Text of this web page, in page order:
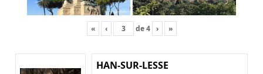
« ‹ de4 › »
HAN-SUR-LESSE